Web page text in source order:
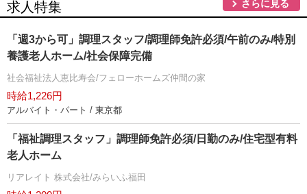
求人特集 さらに見る
「週3から可」調理スタッフ/調理師免許必須/午前のみ/特別
養護老人ホーム/社会保障完備
社会福祉法人恵比寿会/フェローホームズ仲間の家
時給1,226円
アルバイト・パート / 東京都
「福祉調理スタッフ」調理師免許必須/日勤のみ/住宅型有料
老人ホーム
リアレイト 株式会社/みらいふ福田